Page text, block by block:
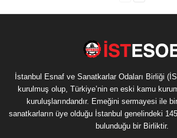
İstanbul Esnaf ve Sanatkarlar Odaları Birliği
kurulmuş olup, Türkiye’nin en eski kamu
kuruluşlarındandır. Emeğini sermayesi ile
sanatkarların üye olduğu İstanbul genelindeki
bulunduğu bir Birliktir.